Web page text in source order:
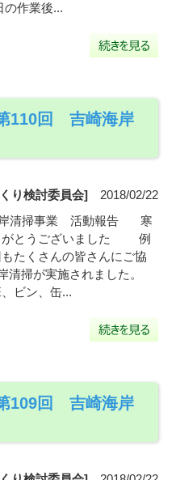
作業後...
110回 吉崎海岸
り検討委員会] 2018/02/22
岸清掃事業 活動報告 寒
がとうございました 例
たくさんの皆さんにご協
清掃が実施されました。
ビン、缶...
109回 吉崎海岸